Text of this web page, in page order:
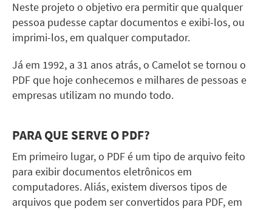
Neste projeto o objetivo era permitir que qualquer
pessoa pudesse captar documentos e exibi-los, ou
imprimi-los, em qualquer computador.
Já em 1992, a 31 anos atrás, o Camelot se tornou o
PDF que hoje conhecemos e milhares de pessoas e
empresas utilizam no mundo todo.
PARA QUE SERVE O PDF?
Em primeiro lugar, o PDF é um tipo de arquivo feito
para exibir documentos eletrônicos em
computadores. Aliás, existem diversos tipos de
arquivos que podem ser convertidos para PDF, em